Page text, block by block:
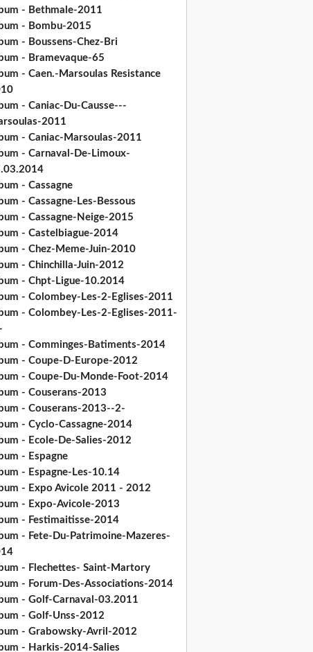
- Bethmale-2011
- Bombu-2015
- Boussens-Chez-Bri
- Bramevaque-65
- Caen.-Marsoulas Resistance
- Caniac-Du-Causse---
2011
- Caniac-Marsoulas-2011
- Carnaval-De-Limoux-
- Cassagne
- Cassagne-Les-Bessous
- Cassagne-Neige-2015
- Castelbiague-2014
- Chez-Meme-Juin-2010
- Chinchilla-Juin-2012
- Chpt-Ligue-10.2014
- Colombey-Les-2-Eglises-2011
- Colombey-Les-2-Eglises-2011-
- Comminges-Batiments-2014
- Coupe-D-Europe-2012
- Coupe-Du-Monde-Foot-2014
- Couserans-2013
- Couserans-2013--2-
- Cyclo-Cassagne-2014
- Ecole-De-Salies-2012
- Espagne
- Espagne-Les-10.14
- Expo Avicole 2011 - 2012
- Expo-Avicole-2013
- Festimaitisse-2014
- Fete-Du-Patrimoine-Mazeres-
- Flechettes- Saint-Martory
- Forum-Des-Associations-2014
- Golf-Carnaval-03.2011
- Golf-Unss-2012
- Grabowsky-Avril-2012
- Harkis-2014-Salies